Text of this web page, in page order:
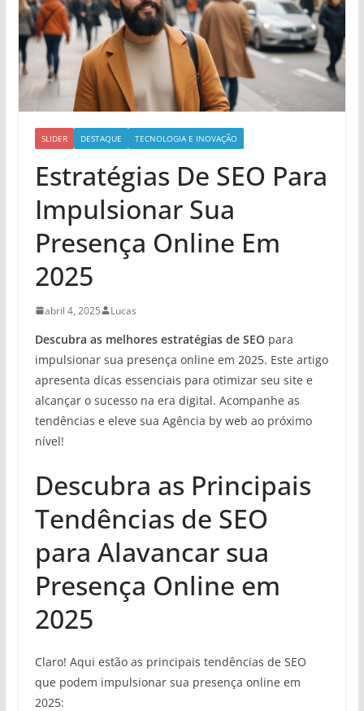
SLIDER DESTAQUE TECNOLOGIA E INOVAÇÃO
Estratégias De SEO Para
Impulsionar Sua
Presença Online Em
2025
abril 4, 2025 Lucas
Descubra as melhores estratégias de SEOpara
impulsionar sua presença online em 2025. Este artigo
apresenta dicas essenciais para otimizar seu site e
alcançar o sucesso na era digital. Acompanhe as
tendências e eleve sua Agência by web ao próximo
nível!
Descubra as Principais
Tendências de SEO
para Alavancar sua
Presença Online em
2025
Claro! Aqui estão as principais tendências de SEO
que podem impulsionar sua presença online em
2025: